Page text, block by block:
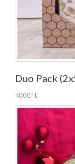
Duo Pack
4000Ft